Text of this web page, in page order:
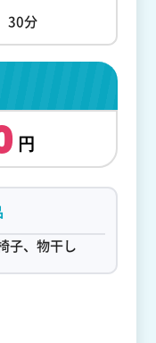
30分
子、物干し